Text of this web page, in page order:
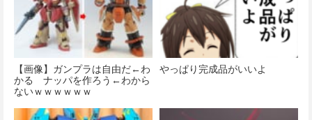
【画像】ガンプラは自由だ←わ
かる ナッパを作ろう←わから
ないｗｗｗｗｗｗ
やっぱり完成品がいいよ